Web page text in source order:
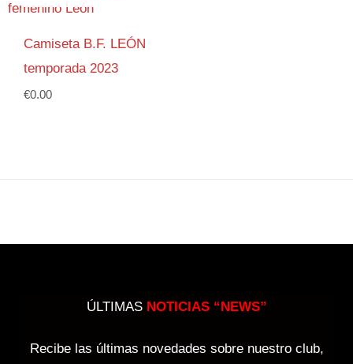
Camiseta B.F. LEÓN
temporada 2023
€0.00
ÚLTIMAS NOTICIAS “NEWS”
Recibe las últimas novedades sobre nuestro club,